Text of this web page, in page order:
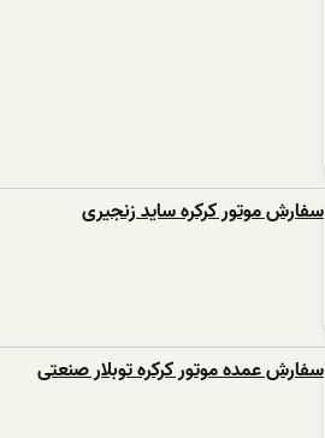
سفارش موتور کرکره ساید زنجیری
سفارش عمده موتور کرکره توبلار صنعتی